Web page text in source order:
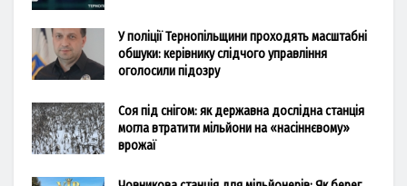
У поліції Тернопільщини проходять масштабні
обшуки: керівнику слідчого управління
оголосили підозру
Соя під снігом: як державна дослідна станція
могла втратити мільйони на «насіннєвому»
врожаї